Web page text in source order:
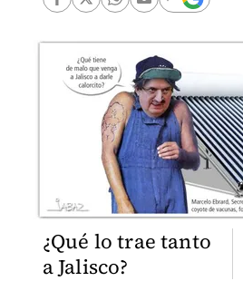
¿Qué lo trae tanto
a Jalisco?